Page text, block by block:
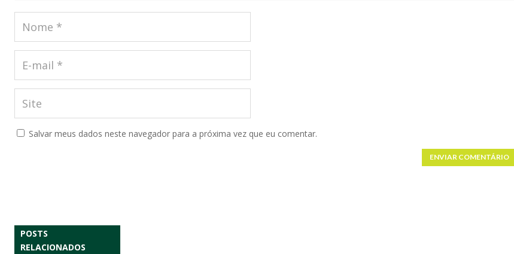
Salvar meus dados neste navegador para a próxima vez que eu comentar.
ENVIAR COMENTÁRIO
POSTS
RELACIONADOS